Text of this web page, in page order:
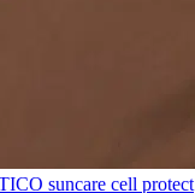
suncare cell protect